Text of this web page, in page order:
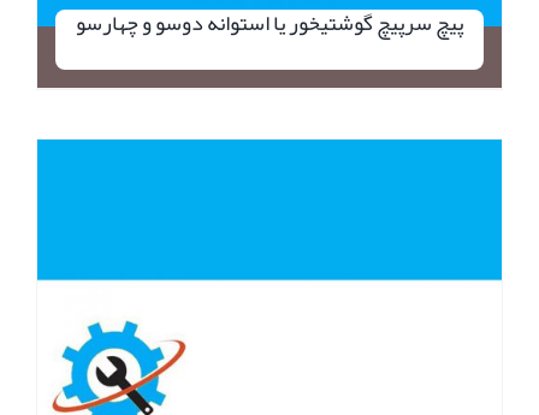
پیچ سرپیچ گوشتیخور یا استوانه دوسو و چهارسو